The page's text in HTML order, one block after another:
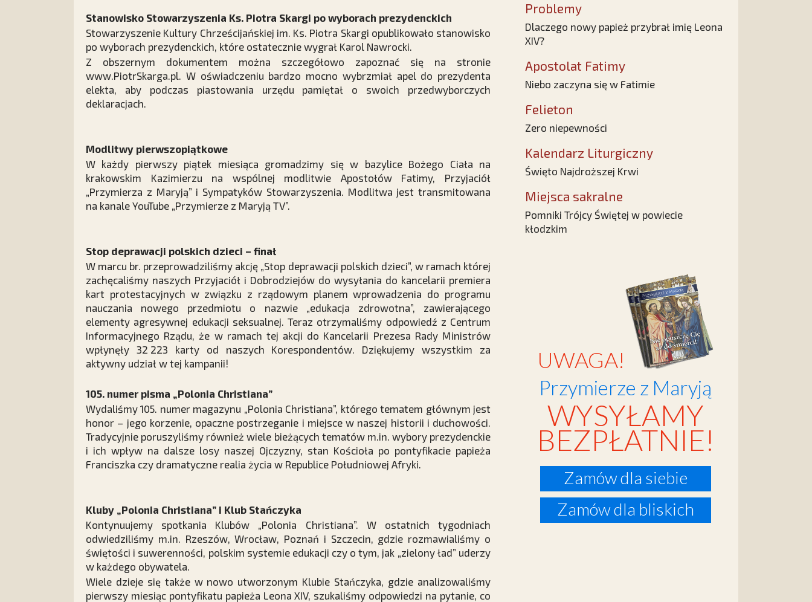
Stanowisko Stowarzyszenia Ks. Piotra Skargi po wyborach prezydenckich
Stowarzyszenie Kultury Chrześcijańskiej im. Ks. Piotra Skargi opublikowało stanowisko
po wyborach prezydenckich, które ostatecznie wygrał Karol Nawrocki.
Z obszernym dokumentem można szczegółowo zapoznać się na stronie
www.PiotrSkarga.pl. W oświadczeniu bardzo mocno wybrzmiał apel do prezydenta
elekta, aby podczas piastowania urzędu pamiętał o swoich przedwyborczych
deklaracjach.
Modlitwy pierwszopiątkowe
W każdy pierwszy piątek miesiąca gromadzimy się w bazylice Bożego Ciała na
krakowskim Kazimierzu na wspólnej modlitwie Apostołów Fatimy, Przyjaciół
„Przymierza z Maryją” i Sympatyków Stowarzyszenia. Modlitwa jest transmitowana
na kanale YouTube „Przymierze z Maryją TV”.
Stop deprawacji polskich dzieci – finał
W marcu br. przeprowadziliśmy akcję „Stop deprawacji polskich dzieci”, w ramach której
zachęcaliśmy naszych Przyjaciół i Dobrodziejów do wysyłania do kancelarii premiera
kart protestacyjnych w związku z rządowym planem wprowadzenia do programu
nauczania nowego przedmiotu o nazwie „edukacja zdrowotna”, zawierającego
elementy agresywnej edukacji seksualnej. Teraz otrzymaliśmy odpowiedź z Centrum
Informacyjnego Rządu, że w ramach tej akcji do Kancelarii Prezesa Rady Ministrów
wpłynęły 32 223 karty od naszych Korespondentów. Dziękujemy wszystkim za
aktywny udział w tej kampanii!
105. numer pisma „Polonia Christiana”
Wydaliśmy 105. numer magazynu „Polonia Christiana”, którego tematem głównym jest
honor – jego korzenie, opaczne postrzeganie i miejsce w naszej historii i duchowości.
Tradycyjnie poruszyliśmy również wiele bieżących tematów m.in. wybory prezydenckie
i ich wpływ na dalsze losy naszej Ojczyzny, stan Kościoła po pontyfikacie papieża
Franciszka czy dramatyczne realia życia w Republice Południowej Afryki.
Kluby „Polonia Christiana” i Klub Stańczyka
Kontynuujemy spotkania Klubów „Polonia Christiana”. W ostatnich tygodniach
odwiedziliśmy m.in. Rzeszów, Wrocław, Poznań i Szczecin, gdzie rozmawialiśmy o
świętości i suwerenności, polskim systemie edukacji czy o tym, jak „zielony ład” uderzy
w każdego obywatela.
Wiele dzieje się także w nowo utworzonym Klubie Stańczyka, gdzie analizowaliśmy
pierwszy miesiąc pontyfikatu papieża Leona XIV, szukaliśmy odpowiedzi na pytanie, co
Problemy
Dlaczego nowy papież przybrał imię Leona
XIV?
Apostolat Fatimy
Niebo zaczyna się w Fatimie
Felieton
Zero niepewności
Kalendarz Liturgiczny
Święto Najdroższej Krwi
Miejsca sakralne
Pomniki Trójcy Świętej w powiecie
kłodzkim
UWAGA!
Przymierze z Maryją
WYSYŁAMY
BEZPŁATNIE!
Zamów dla siebie
Zamów dla bliskich